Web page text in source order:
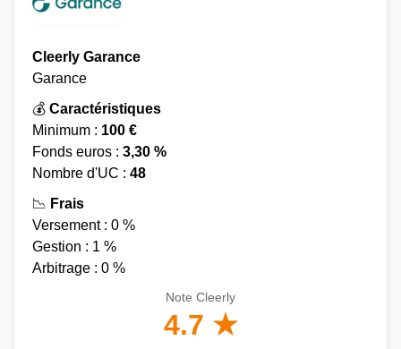
Cleerly Garance
Garance
💰 Caractéristiques
Minimum : 100 €
Fonds euros : 3,30 %
Nombre d'UC : 48
📉 Frais
Versement : 0 %
Gestion : 1 %
Arbitrage : 0 %
Note Cleerly
4.7 ★